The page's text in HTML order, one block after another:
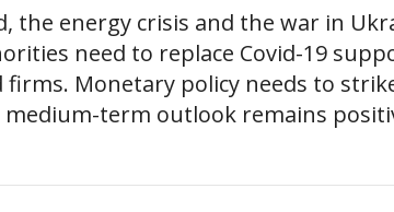
the energy crisis and the war in
need to replace Covid-19
Monetary policy needs to
term outlook remains